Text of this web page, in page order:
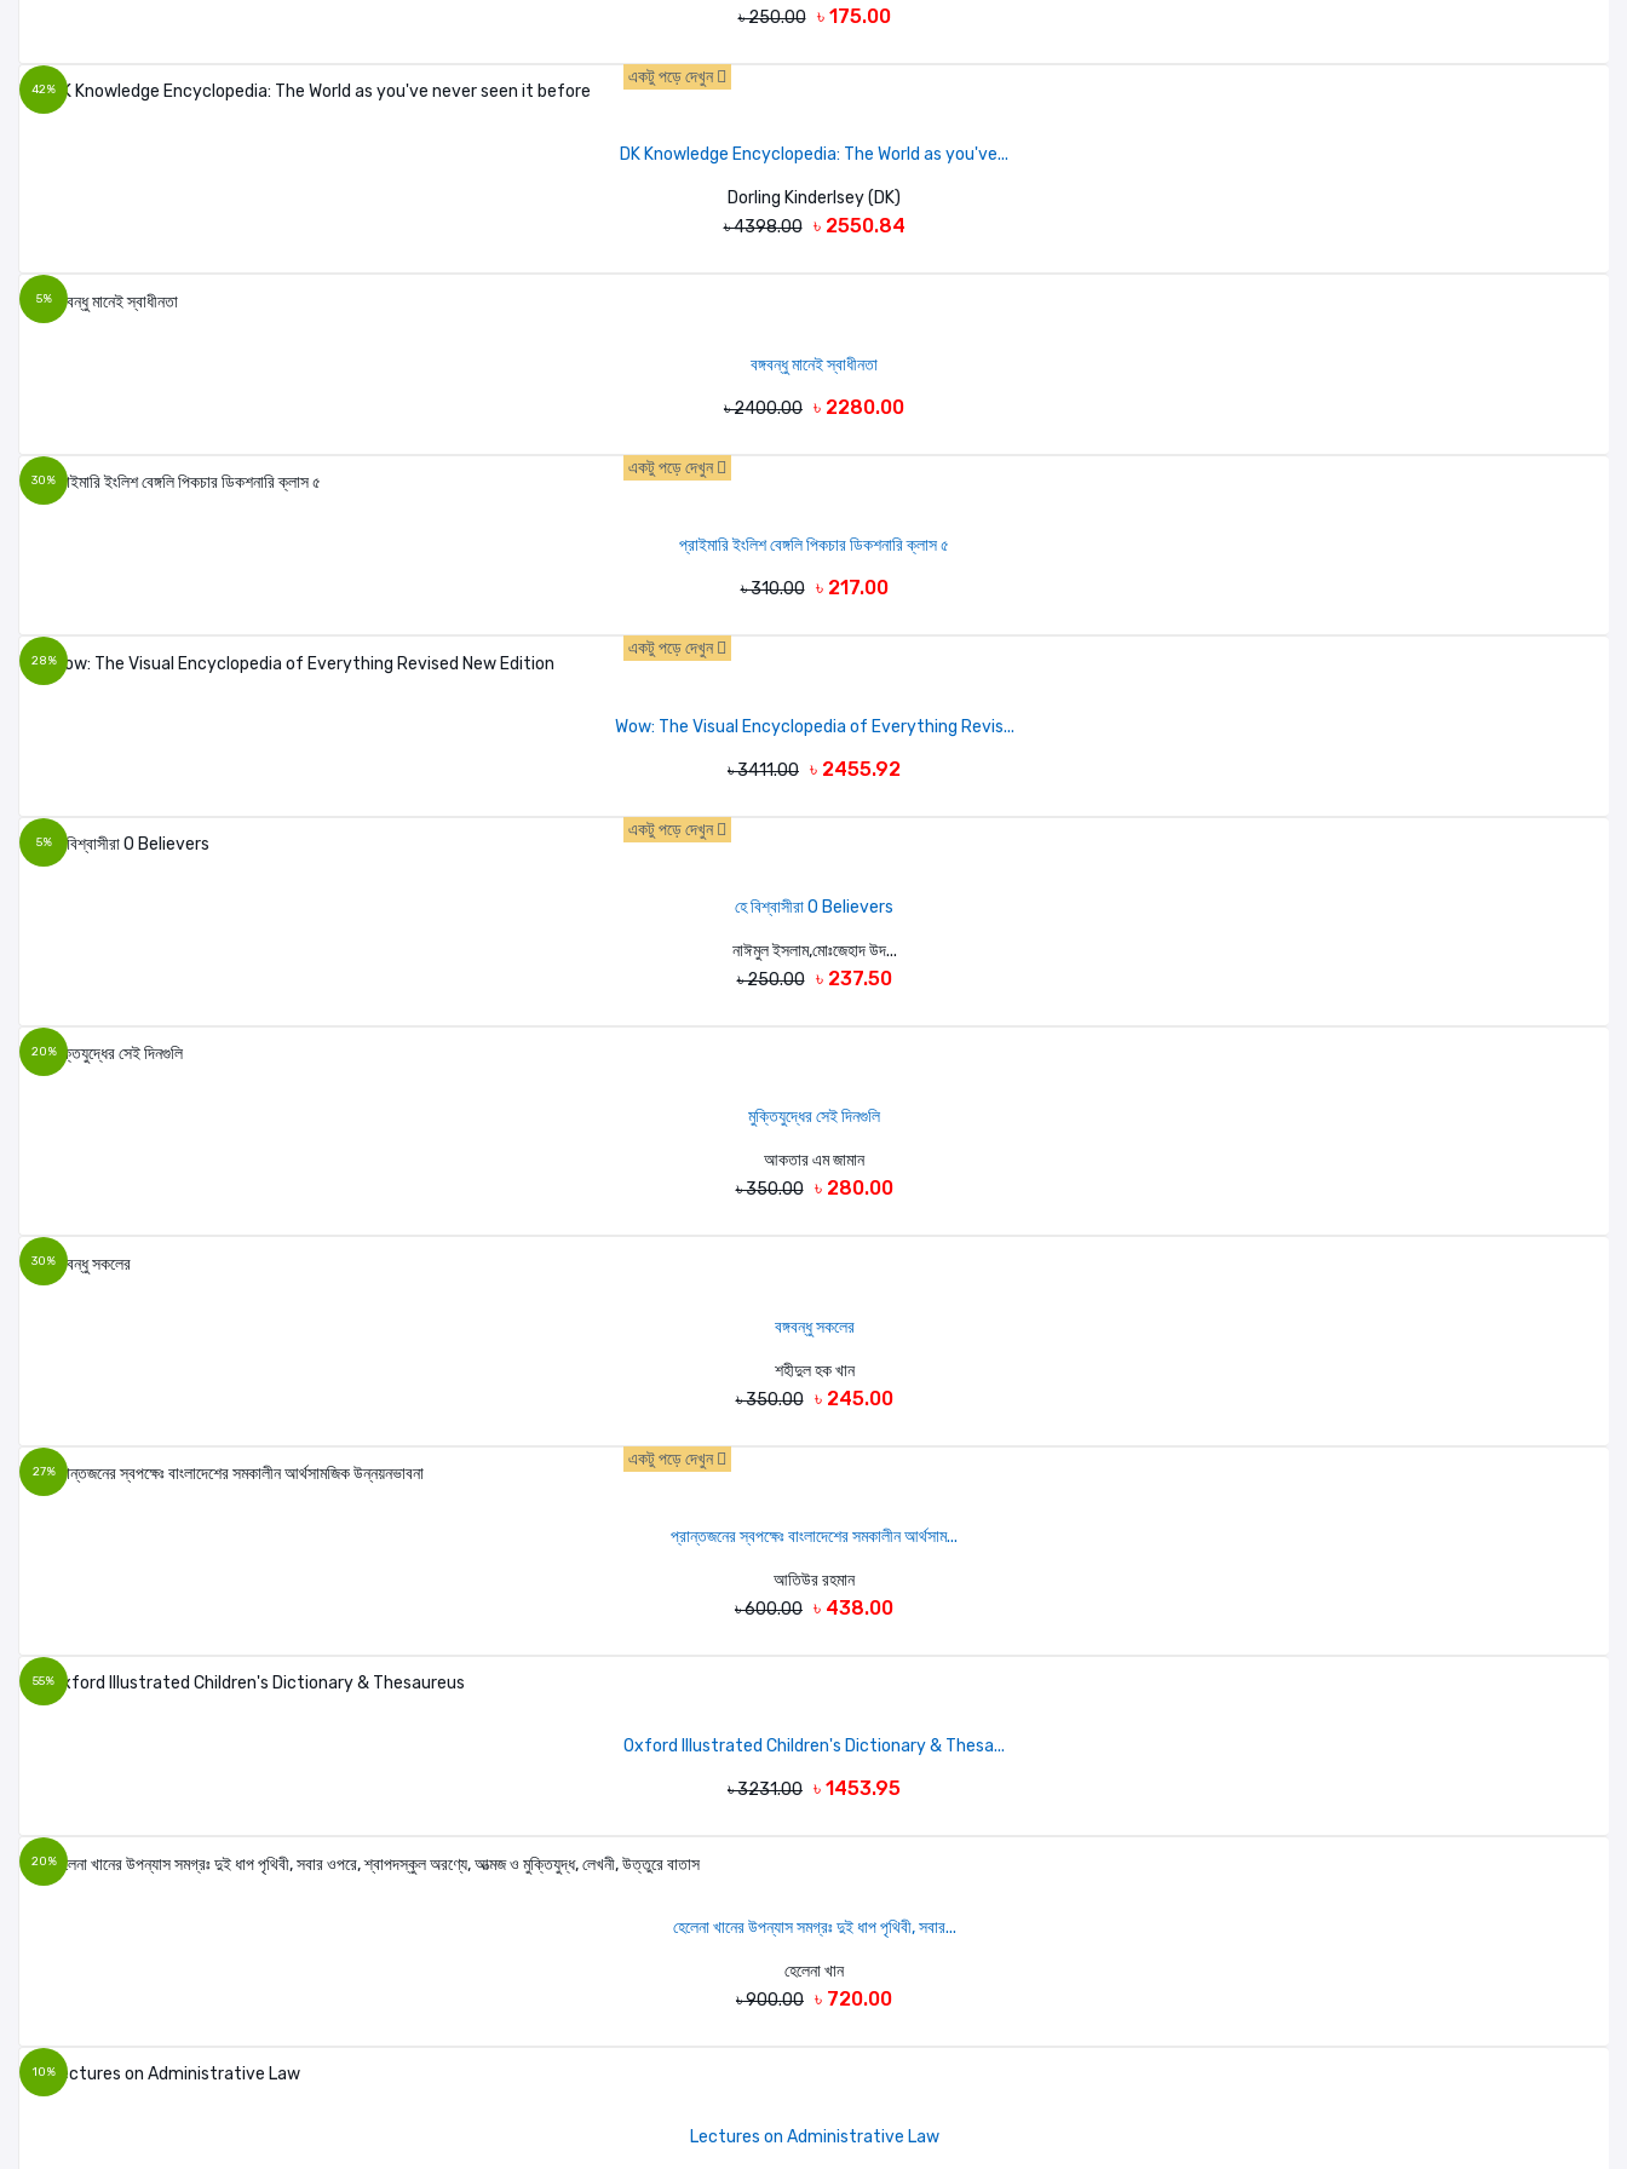
৳ 250.00 ৳ 175.00
42%
একটু পড়ে দেখুন
DK Knowledge Encyclopedia: The World as you've...
Dorling Kinderlsey (DK)
৳ 4398.00 ৳ 2550.84
5%
বঙ্গবন্ধু মানেই স্বাধীনতা
৳ 2400.00 ৳ 2280.00
30%
একটু পড়ে দেখুন
প্রাইমারি ইংলিশ বেঙ্গলি পিকচার ডিকশনারি ক্লাস ৫
৳ 310.00 ৳ 217.00
28%
একটু পড়ে দেখুন
Wow: The Visual Encyclopedia of Everything Revis...
৳ 3411.00 ৳ 2455.92
5%
একটু পড়ে দেখুন
হে বিশ্বাসীরা O Believers
নাঈমুল ইসলাম,মোঃজেহাদ উদ...
৳ 250.00 ৳ 237.50
20%
মুক্তিযুদ্ধের সেই দিনগুলি
আকতার এম জামান
৳ 350.00 ৳ 280.00
30%
বঙ্গবন্ধু সকলের
শহীদুল হক খান
৳ 350.00 ৳ 245.00
27%
একটু পড়ে দেখুন
প্রান্তজনের স্বপক্ষেঃ বাংলাদেশের সমকালীন আর্থসাম...
আতিউর রহমান
৳ 600.00 ৳ 438.00
55%
Oxford Illustrated Children's Dictionary & Thesa...
৳ 3231.00 ৳ 1453.95
20%
হেলেনা খানের উপন্যাস সমগ্রঃ দুই ধাপ পৃথিবী, সবার...
হেলেনা খান
৳ 900.00 ৳ 720.00
10%
Lectures on Administrative Law